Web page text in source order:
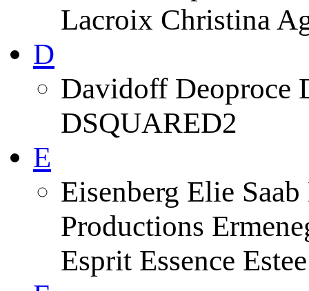
Lacroix Christina
D
Davidoff Deoproce
DSQUARED2
E
Eisenberg Elie
Productions
Esprit Essence